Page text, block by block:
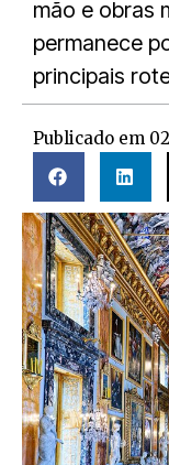
mão e obras
permanece
principais
Publicado em